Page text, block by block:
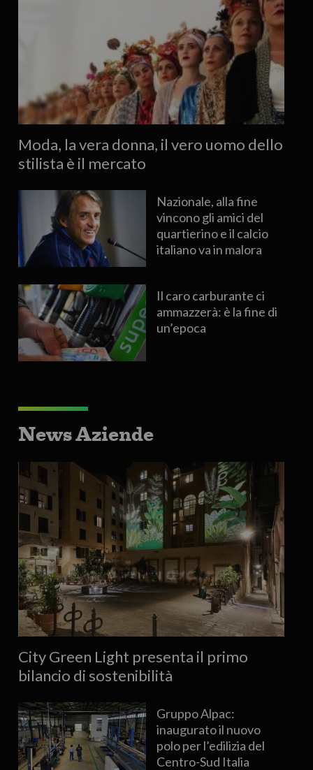
Moda, la vera donna, il vero uomo dello
stilista è il mercato
Nazionale, alla fine
vincono gli amici del
quartierino e il calcio
italiano va in malora
Il caro carburante ci
ammazzerà: è la fine di
un’epoca
News Aziende
City Green Light presenta il primo
bilancio di sostenibilità
Gruppo Alpac:
inaugurato il nuovo
polo per l’edilizia del
Centro-Sud Italia